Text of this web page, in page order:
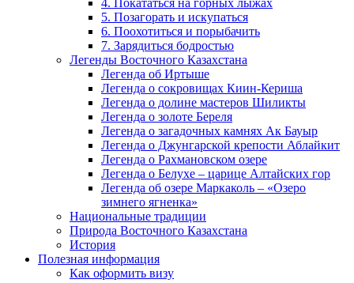
4. Покататься на горных лыжах
5. Позагорать и искупаться
6. Поохотиться и порыбачить
7. Зарядиться бодростью
Легенды Восточного Казахстана
Легенда об Иртыше
Легенда о сокровищах Киин-Кериша
Легенда о долине мастеров Шиликты
Легенда о золоте Береля
Легенда о загадочных камнях Ак Бауыр
Легенда о Джунгарской крепости Аблайкит
Легенда о Рахмановском озере
Легенда о Белухе – царице Алтайских гор
Легенда об озере Маркаколь – «Озеро
зимнего ягненка»
Национальные традиции
Природа Восточного Казахстана
История
Полезная информация
Как оформить визу